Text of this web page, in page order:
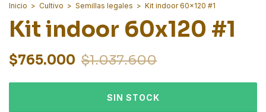
Inicio > Cultivo > Semillas legales > Kit indoor 60x120 #1
Kit indoor 60x120 #1
$765.000 $1.037.600